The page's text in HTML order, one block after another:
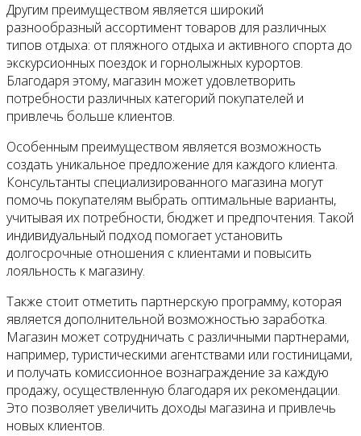
Другим преимуществом является широкий
разнообразный ассортимент товаров для различных
типов отдыха: от пляжного отдыха и активного спорта до
экскурсионных поездок и горнолыжных курортов.
Благодаря этому, магазин может удовлетворить
потребности различных категорий покупателей и
привлечь больше клиентов.
Особенным преимуществом является возможность
создать уникальное предложение для каждого клиента.
Консультанты специализированного магазина могут
помочь покупателям выбрать оптимальные варианты,
учитывая их потребности, бюджет и предпочтения. Такой
индивидуальный подход помогает установить
долгосрочные отношения с клиентами и повысить
лояльность к магазину.
Также стоит отметить партнерскую программу, которая
является дополнительной возможностью заработка.
Магазин может сотрудничать с различными партнерами,
например, туристическими агентствами или гостиницами,
и получать комиссионное вознаграждение за каждую
продажу, осуществленную благодаря их рекомендации.
Это позволяет увеличить доходы магазина и привлечь
новых клиентов.